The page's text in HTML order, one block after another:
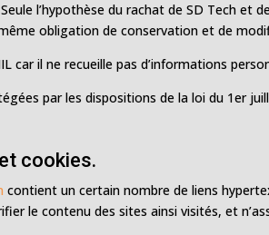
l’hypothèse du rachat de SD Tech
obligation de conservation et de
car il ne recueille pas d’informations
par les dispositions de la loi du 1er
cookies.
contient un certain nombre de liens
le contenu des sites ainsi visités, et